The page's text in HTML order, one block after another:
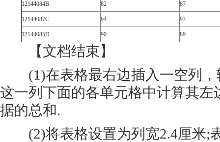
12144084B 82 87
12144087C 94 93
12144085D 90 89
【文档结束】
(1)在表格最右边插入一空列，
这一列下面的各单元格中计算其左
据的总和.
(2)将表格设置为列宽2.4厘米;